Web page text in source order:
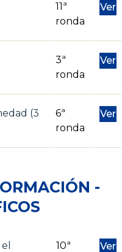
11ª
ronda
Ver
3ª
ronda
Ver
(3
6ª
ronda
Ver
-
10ª
Ver